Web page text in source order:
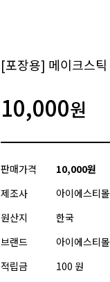
[포장용] 메이크스
10,000원
판매가격 10,000원
제조사
아이에스티몰
원산지
한국
브랜드
아이에스티몰
적립금
100 원